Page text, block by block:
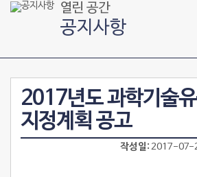
열린 공간
공지사항
2017년도 과학기술
지정계획 공고
작성일 2017-07-